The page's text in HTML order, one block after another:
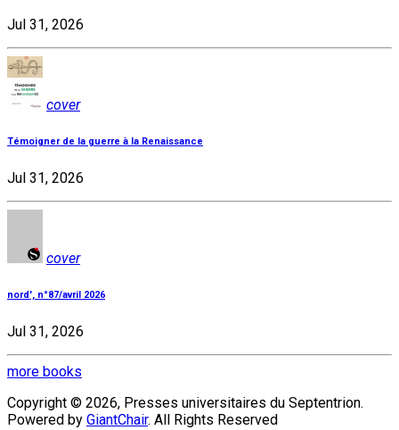
Jul 31, 2026
cover
Témoigner de la guerre à la Renaissance
Jul 31, 2026
cover
nord', n°87/avril 2026
Jul 31, 2026
more books
Copyright © 2026, Presses universitaires du Septentrion.
Powered by GiantChair. All Rights Reserved